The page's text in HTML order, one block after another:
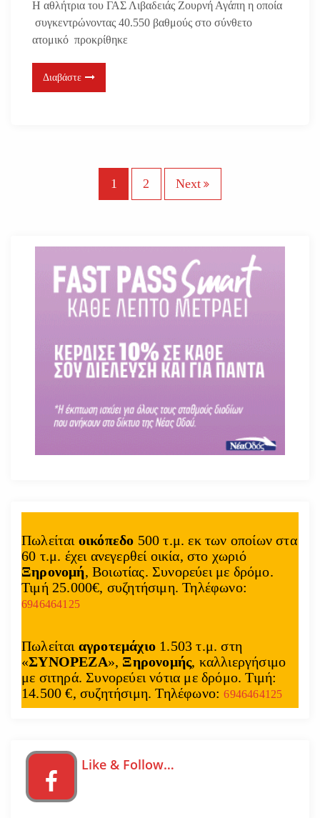
Η αθλήτρια του ΓΑΣ Λιβαδειάς Ζουρνή Αγάπη η οποία
συγκεντρώνοντας 40.550 βαθμούς στο σύνθετο
ατομικό προκρίθηκε
Διαβάστε
λ
ι
δ
ο
π
ο
σ
η
ά
ρ
ρ
ω
1 2 Next
Πωλείται οικόπεδο 500 τ.μ. εκ των οποίων στα
60 τ.μ. έχει ανεγερθεί οικία, στο χωριό
Ξηρονομή, Βοιωτίας. Συνορεύει με δρόμο.
Τιμή 25.000€, συζητήσιμη. Τηλέφωνο:
6946464125
Πωλείται αγροτεμάχιο 1.503 τ.μ. στη
«ΣΥΝΟΡΕΖΑ», Ξηρονομής, καλλιεργήσιμο
με σιτηρά. Συνορεύει νότια με δρόμο. Τιμή:
14.500 €, συζητήσιμη. Τηλέφωνο:6946464125
Like & Follow…